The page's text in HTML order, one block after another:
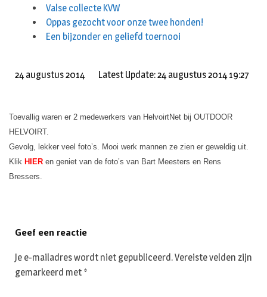
Valse collecte KVW
Oppas gezocht voor onze twee honden!
Een bijzonder en geliefd toernooi
24 augustus 2014 Latest Update: 24 augustus 2014 19:27
Toevallig waren er 2 medewerkers van HelvoirtNet bij OUTDOOR
HELVOIRT.
Gevolg, lekker veel foto’s. Mooi werk mannen ze zien er geweldig uit.
Klik HIER en geniet van de foto’s van Bart Meesters en Rens
Bressers.
Geef een reactie
Je e-mailadres wordt niet gepubliceerd.Vereiste velden zijn
gemarkeerd met *